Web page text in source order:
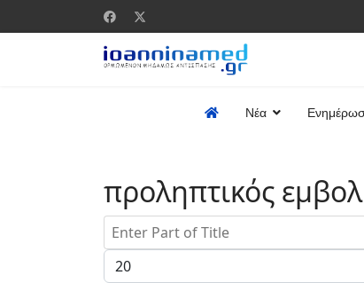
Νέα
προληπτικός
Enter Part of Title
Display #